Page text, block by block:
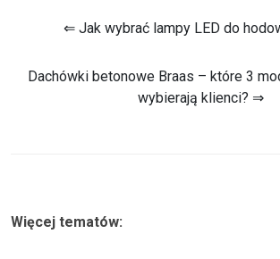
⇐ Jak wybrać lampy LED do
Dachówki betonowe Braas – które 3
wybierają klienci? ⇒
Więcej tematów: